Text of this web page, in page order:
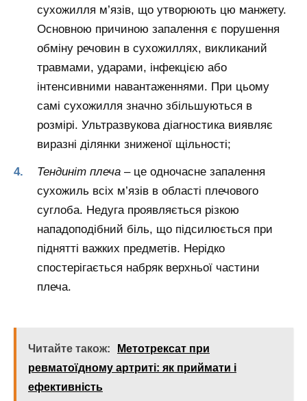
сухожилля м’язів, що утворюють цю манжету.
Основною причиною запалення є порушення
обміну речовин в сухожиллях, викликаний
травмами, ударами, інфекцією або
інтенсивними навантаженнями. При цьому
самі сухожилля значно збільшуються в
розмірі. Ультразвукова діагностика виявляє
виразні ділянки зниженої щільності;
Тендиніт плеча – це одночасне запалення
сухожиль всіх м’язів в області плечового
суглоба. Недуга проявляється різкою
нападоподібний біль, що підсилюється при
піднятті важких предметів. Нерідко
спостерігається набряк верхньої частини
плеча.
Читайте також:
Метотрексат при
ревматоїдному артриті: як приймати і
ефективність